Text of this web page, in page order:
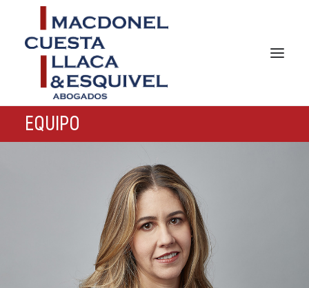
INICIO
ÁREAS DE PRÁCTICA
GERMAN DESK
EQUIPO